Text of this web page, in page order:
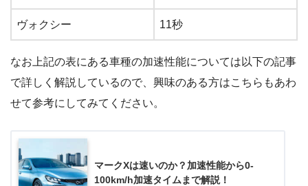
ヴォクシー 11秒
なお上記の表にある車種の加速性能については以下の記事
で詳しく解説しているので、興味のある方はこちらもあわ
せて参考にしてみてください。
マークXは速いのか？加速性能から0-
100km/h加速タイムまで解説！